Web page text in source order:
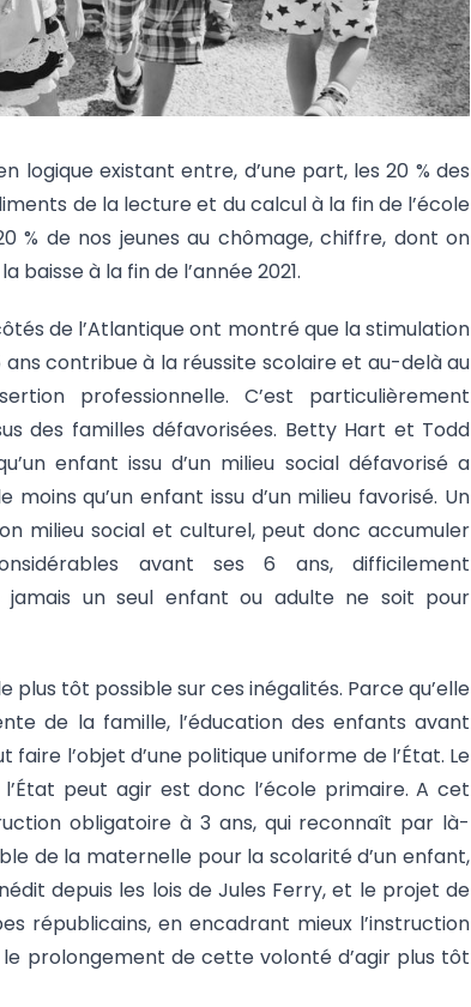
logique existant entre, d’une part, les 20 % des
de la lecture et du calcul à la fin de l’école
% de nos jeunes au chômage, chiffre, dont on
baisse à la fin de l’année 2021.
de l’Atlantique ont montré que la stimulation
contribue à la réussite scolaire et au-delà au
professionnelle. C’est particulièrement
des familles défavorisées. Betty Hart et Todd
enfant issu d’un milieu social défavorisé a
qu’un enfant issu d’un milieu favorisé. Un
milieu social et culturel, peut donc accumuler
avant ses 6 ans, difficilement
jamais un seul enfant ou adulte ne soit pour
plus tôt possible sur ces inégalités. Parce qu’elle
de la famille, l’éducation des enfants avant
faire l’objet d’une politique uniforme de l’État. Le
peut agir est donc l’école primaire. A cet
obligatoire à 3 ans, qui reconnaît par là-
de la maternelle pour la scolarité d’un enfant,
depuis les lois de Jules Ferry, et le projet de
républicains, en encadrant mieux l’instruction
prolongement de cette volonté d’agir plus tôt